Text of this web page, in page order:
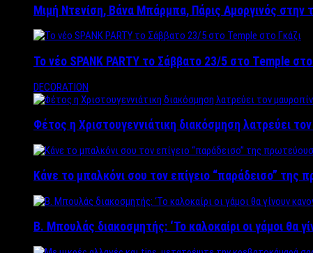
Μιμή Ντενίση, Βάνα Μπάρμπα, Πάρις Αμοργινός
Το νέο SPANK PARTY το Σάββατο 23/5 στο Temple στο
DECORATION
Φέτος η Χριστουγεννιάτικη διακόσμηση λατρεύει
Κάνε το μπαλκόνι σου τον επίγειο “παράδεισο” της
Β. Μπουλάς διακοσμητής: ‘Το καλοκαίρι οι γάμοι θα